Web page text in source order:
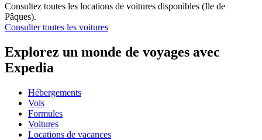
Consultez toutes les locations de voitures disponibles (Ile de
Pâques).
Consulter toutes les voitures
Explorez un monde de voyages avec
Expedia
Hébergements
Vols
Formules
Voitures
Locations de vacances